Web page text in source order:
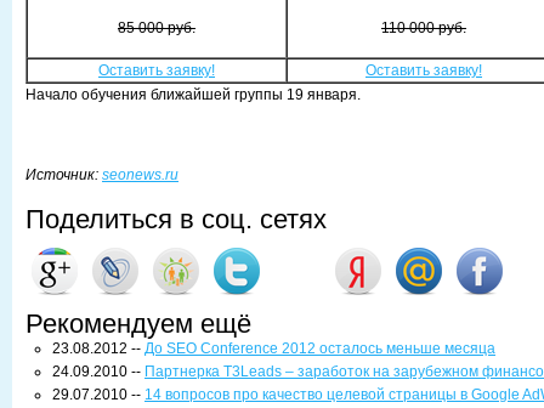
85 000 руб. 110 000 руб.
Оставить заявку!
Оставить заявку!
Начало обучения ближайшей группы 19 января.
Источник: seonews.ru
Поделиться в соц. сетях
Рекомендуем ещё
23.08.2012 -- До SEO Conference 2012 осталось меньше месяца
24.09.2010 -- Партнерка T3Leads – заработок на зарубежном
29.07.2010 -- 14 вопросов про качество целевой страницы в Google